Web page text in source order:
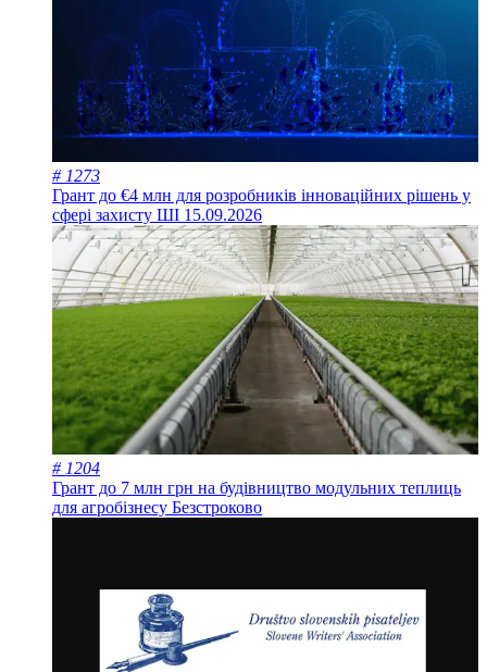
# 1273
Грант до €4 млн для розробників інноваційних рішень у
сфері захисту ШІ 15.09.2026
# 1204
Грант до 7 млн грн на будівництво модульних теплиць
для агробізнесу Безстроково